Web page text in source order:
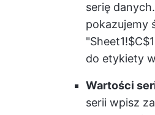
serię
pokazujemy
do etykiety
Wartości
serii wpisz